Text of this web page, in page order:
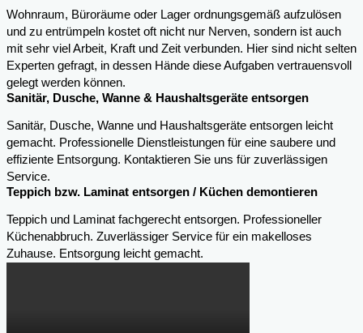
Wohnraum, Büroräume oder Lager ordnungsgemäß aufzulösen
und zu entrümpeln kostet oft nicht nur Nerven, sondern ist auch
mit sehr viel Arbeit, Kraft und Zeit verbunden. Hier sind nicht selten
Experten gefragt, in dessen Hände diese Aufgaben vertrauensvoll
gelegt werden können.
Sanitär, Dusche, Wanne & Haushaltsgeräte entsorgen
Sanitär, Dusche, Wanne und Haushaltsgeräte entsorgen leicht
gemacht. Professionelle Dienstleistungen für eine saubere und
effiziente Entsorgung. Kontaktieren Sie uns für zuverlässigen
Service.
Teppich bzw. Laminat entsorgen / Küchen demontieren
Teppich und Laminat fachgerecht entsorgen. Professioneller
Küchenabbruch. Zuverlässiger Service für ein makelloses
Zuhause. Entsorgung leicht gemacht.